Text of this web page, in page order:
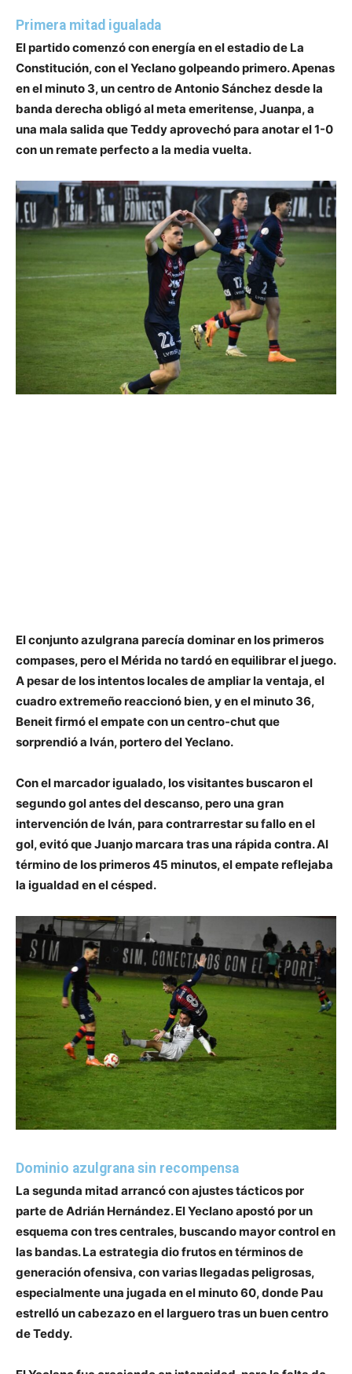
Primera mitad igualada
El partido comenzó con energía en el estadio de La
Constitución, con el Yeclano golpeando primero. Apenas
en el minuto 3, un centro de Antonio Sánchez desde la
banda derecha obligó al meta emeritense, Juanpa, a
una mala salida que Teddy aprovechó para anotar el 1-0
con un remate perfecto a la media vuelta.
El conjunto azulgrana parecía dominar en los primeros
compases, pero el Mérida no tardó en equilibrar el juego.
A pesar de los intentos locales de ampliar la ventaja, el
cuadro extremeño reaccionó bien, y en el minuto 36,
Beneit firmó el empate con un centro-chut que
sorprendió a Iván, portero del Yeclano.
Con el marcador igualado, los visitantes buscaron el
segundo gol antes del descanso, pero una gran
intervención de Iván, para contrarrestar su fallo en el
gol, evitó que Juanjo marcara tras una rápida contra. Al
término de los primeros 45 minutos, el empate reflejaba
la igualdad en el césped.
Dominio azulgrana sin recompensa
La segunda mitad arrancó con ajustes tácticos por
parte de Adrián Hernández. El Yeclano apostó por un
esquema con tres centrales, buscando mayor control en
las bandas. La estrategia dio frutos en términos de
generación ofensiva, con varias llegadas peligrosas,
especialmente una jugada en el minuto 60, donde Pau
estrelló un cabezazo en el larguero tras un buen centro
de Teddy.